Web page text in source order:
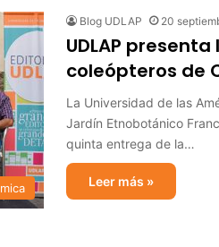
Blog UDLAP 20
UDLAP
coleópteros de
La Universidad de las
Jardín Etnobotánico
quinta entrega de la…
Leer más »